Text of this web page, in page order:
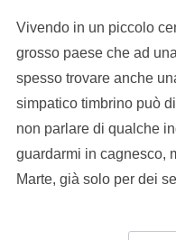
Vivendo in un piccolo
grosso paese che ad
spesso trovare anche
simpatico timbrino può
non parlare di qualche
guardarmi in cagnesco,
Marte, già solo per dei